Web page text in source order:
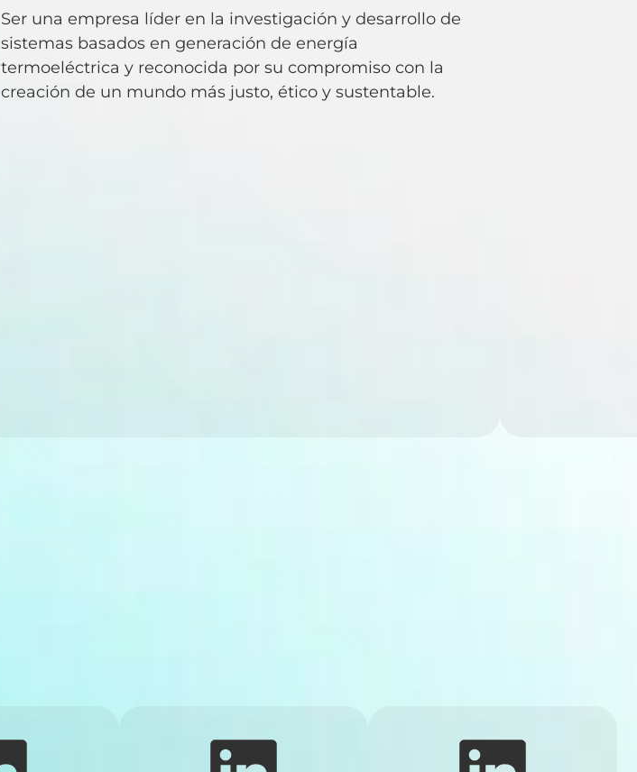
Ser una empresa líder en la investigación y desarrollo de
sistemas basados ​​en generación de energía
termoeléctrica y reconocida por su compromiso con la
creación de un mundo más justo, ético y sustentable.